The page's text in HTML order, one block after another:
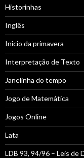
Historinhas
Inglês
Inicio da primavera
Interpretação de Texto
Janelinha do tempo
Jogo de Matemática
Jogos Online
Lata
LDB 93, 94/96 – Leis de